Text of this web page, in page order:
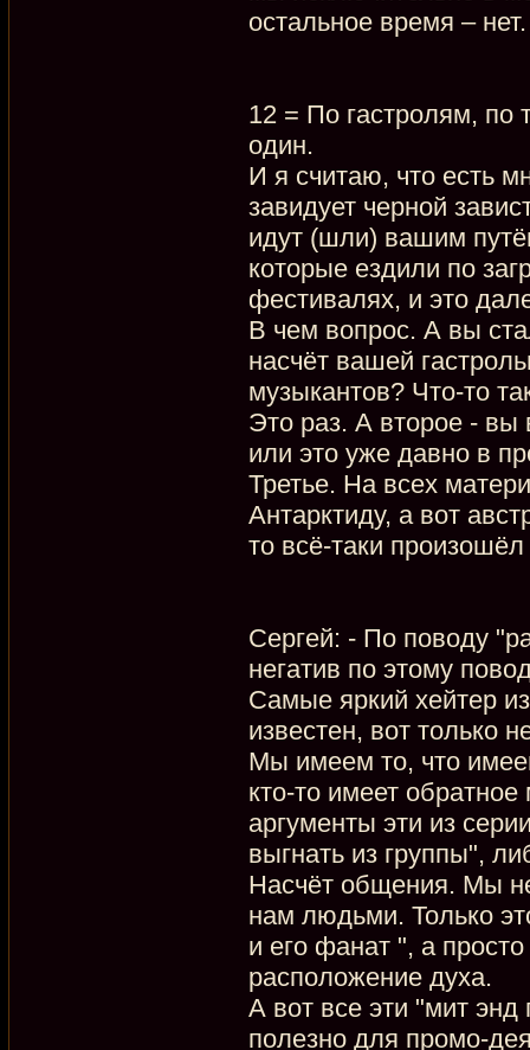
остальное время – нет.
12 = По гастролям,
один.
И я считаю, что есть
завидует черной
идут (шли) вашим
которые ездили по
фестивалях, и это
В чем вопрос. А вы
насчёт вашей
музыкантов? Что-то
Это раз. А второе -
или это уже давно в
Третье. На всех
Антарктиду, а вот
то всё-таки
Сергей: - По поводу
негатив по этому
Самые яркий хейтер
известен, вот только
Мы имеем то, что
кто-то имеет
аргументы эти из
выгнать из группы",
Насчёт общения. Мы
нам людьми. Только
и его фанат ", а
расположение духа.
А вот все эти "мит энд
полезно для промо-